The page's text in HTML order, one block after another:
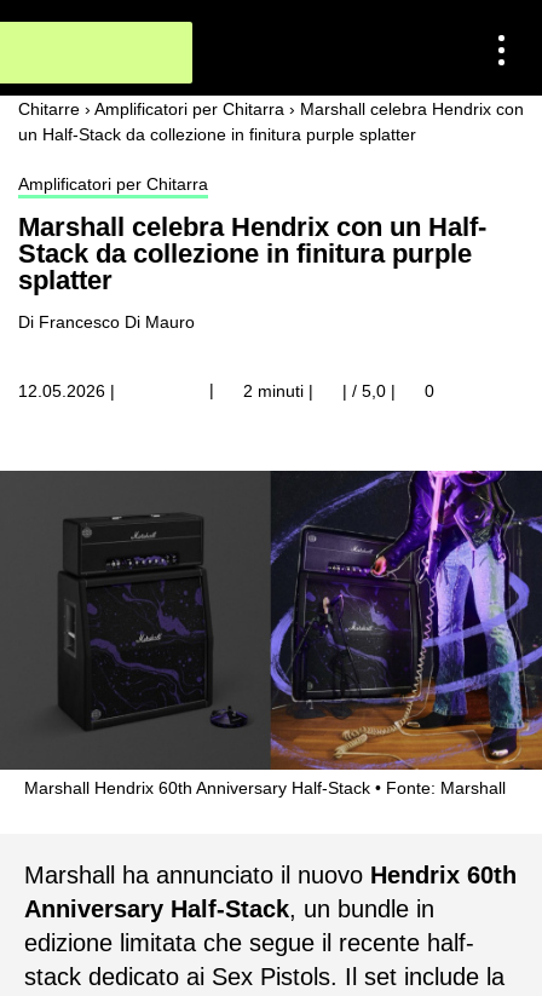
Chitarre › Amplificatori per Chitarra › Marshall celebra Hendrix con
un Half-Stack da collezione in finitura purple splatter
Amplificatori per Chitarra
Marshall celebra Hendrix con un Half-
Stack da collezione in finitura purple
splatter
Di Francesco Di Mauro
12.05.2026 | | 2 minuti | | / 5,0 | 0
Marshall Hendrix 60th Anniversary Half-Stack Fonte: Marshall
Marshall ha annunciato il nuovo Hendrix 60th
Anniversary Half-Stack, un bundle in
edizione limitata che segue il recente half-
stack dedicato ai Sex Pistols. Il set include la